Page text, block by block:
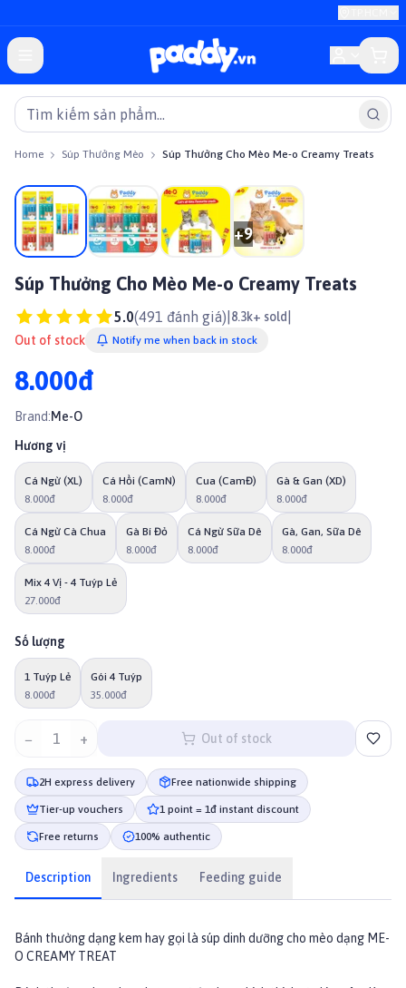
Home Súp Thưởng Mèo Súp Thưởng Cho Mèo Me-o Creamy Treats
+9
Súp Thưởng Cho Mèo Me-o Creamy Treats
5.0(491 đánh giá) 8.3k+ sold
Out of stock Notify me when back in stock
8.000đ
Brand:Me-O
Hương vị
Cá Ngừ (XL)
8.000đ
Cá Hồi (CamN)
8.000đ
Cua (CamĐ)
8.000đ
Gà & Gan (XD)
8.000đ
Cá Ngừ Cà Chua
8.000đ
Gà Bí Đỏ
8.000đ
Cá Ngừ Sữa Dê
8.000đ
Gà, Gan, Sữa Dê
8.000đ
Mix 4 Vị - 4 Tuýp Lẻ
27.000đ
Số lượng
1 Tuýp Lẻ
8.000đ
Gói 4 Tuýp
35.000đ
− 1 + Out of stock
2H express delivery Free nationwide shipping
Tier-up vouchers 1 point = 1đ instant discount
Free returns 100% authentic
Description Ingredients Feeding guide
Bánh thưởng dạng kem hay gọi là súp dinh dưỡng cho mèo dạng ME-
O CREAMY TREAT